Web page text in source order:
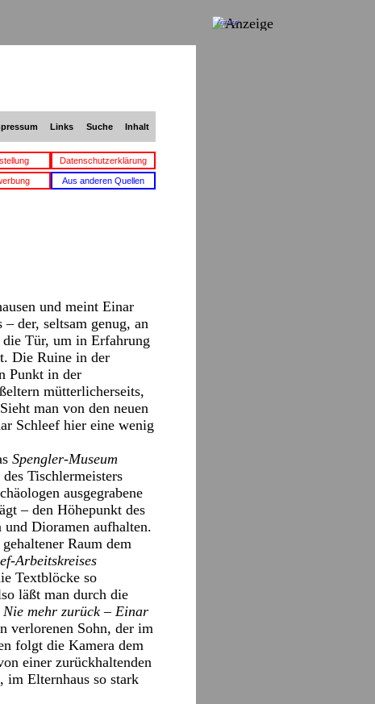
Links Suche Inhalt
Datenschutzerklärung
Aus anderen Quellen
und meint Einar
der, seltsam genug, an
Tür, um in Erfahrung
Die Ruine in der
Punkt in der
mütterlicherseits,
man von den neuen
Schleef hier eine wenig
Spengler-Museum
Tischlermeisters
ausgegrabene
– den Höhepunkt des
Dioramen aufhalten.
Raum dem
Arbeitskreises
Textblöcke so
läßt man durch die
Nie mehr zurück – Einar
verlorenen Sohn, der im
folgt die Kamera dem
einer zurückhaltenden
im Elternhaus so stark
Anzeige